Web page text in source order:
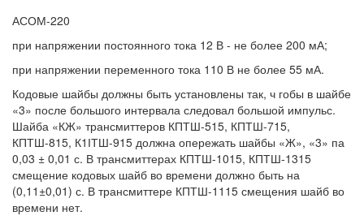
АСОМ-220
при напряжении постоянного тока 12 В - не более 200 мА;
при напряжении переменного тока 110 В не более 55 мА.
Кодовые шайбы должны быть установлены так, ч гобы в шайбе
«3» после большого интервала следовал большой импульс.
Шайба «КЖ» трансмиттеров КПТШ-515, КПТШ-715,
КПТШ-815, К1ІТШ-915 должна опережать шайбы «Ж», «3» па
0,03 ± 0,01 с. В трансмиттерах КПТШ-1015, КПТШ-1315
смещение кодовых шайб во времени должно быть на
(0,11±0,01) с. В трансмиттере КПТШ-1115 смещения шайб во
времени нет.